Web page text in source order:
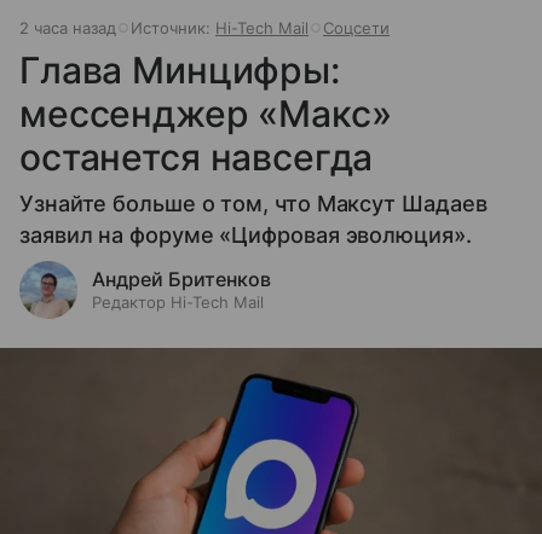
2 часа назад Источник: Hi-Tech Mail Соцсети
Глава Минцифры:
мессенджер «Макс»
останется навсегда
Узнайте больше о том, что Максут Шадаев
заявил на форуме «Цифровая эволюция».
Андрей Бритенков
Редактор Hi-Tech Mail